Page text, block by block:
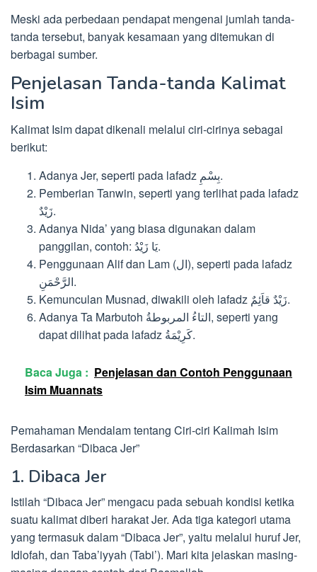
Meski ada perbedaan pendapat mengenai jumlah tanda-
tanda tersebut, banyak kesamaan yang ditemukan di
berbagai sumber.
Penjelasan Tanda-tanda Kalimat
Isim
Kalimat Isim dapat dikenali melalui ciri-cirinya sebagai
berikut:
Adanya Jer, seperti pada lafadz بِسْمِ.
Pemberian Tanwin, seperti yang terlihat pada lafadz
زَيْدٌ.
Adanya Nida’ yang biasa digunakan dalam
panggilan, contoh: يَا زَيْدُ.
Penggunaan Alif dan Lam (ال), seperti pada lafadz
الرَّحْمَنِ.
Kemunculan Musnad, diwakili oleh lafadz زَيْدٌ قاَئِمٌ.
Adanya Ta Marbutoh التاءُ المربوطةُ, seperti yang
dapat dilihat pada lafadz كَرِيْمَةُ.
Baca Juga : Penjelasan dan Contoh Penggunaan
Isim Muannats
Pemahaman Mendalam tentang Ciri-ciri Kalimah Isim
Berdasarkan “Dibaca Jer”
1. Dibaca Jer
Istilah “Dibaca Jer” mengacu pada sebuah kondisi ketika
suatu kalimat diberi harakat Jer. Ada tiga kategori utama
yang termasuk dalam “Dibaca Jer”, yaitu melalui huruf Jer,
Idlofah, dan Taba’iyyah (Tabi’). Mari kita jelaskan masing-